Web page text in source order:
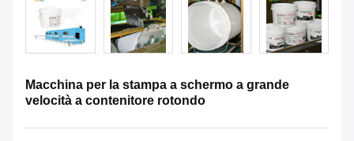
Macchina per la stampa a schermo a grande
velocità a contenitore rotondo